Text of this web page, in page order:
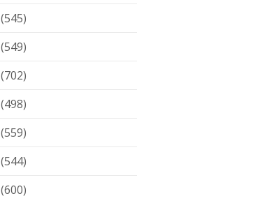
(545)
(549)
(702)
(498)
(559)
(544)
(600)